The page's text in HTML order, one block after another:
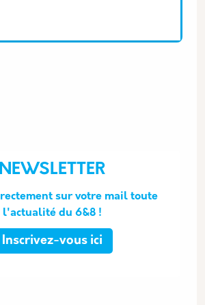
NEWSLETTER
sur votre mail toute
l'actualité du 6&8 !
Inscrivez-vous ici